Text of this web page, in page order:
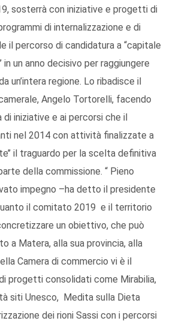
sosterrà con iniziative e progetti di
di internalizzazione e di
il percorso di candidatura a “capitale
in un anno decisivo per raggiungere
un’intera regione. Lo ribadisce il
Angelo Tortorelli, facendo
iniziative e ai percorsi che il
nel 2014 con attività finalizzate a
il traguardo per la scelta definitiva
della commissione. “ Pieno
impegno –ha detto il presidente
il comitato 2019 e il territorio
un obiettivo, che può
a Matera, alla sua provincia, alla
Camera di commercio vi è il
progetti consolidati come Mirabilia,
siti Unesco, Medita sulla Dieta
dei rioni Sassi con i percorsi